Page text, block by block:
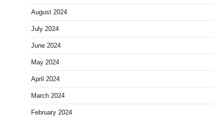
August 2024
July 2024
June 2024
May 2024
April 2024
March 2024
February 2024